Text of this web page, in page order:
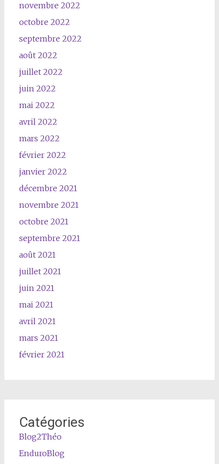
novembre 2022
octobre 2022
septembre 2022
août 2022
juillet 2022
juin 2022
mai 2022
avril 2022
mars 2022
février 2022
janvier 2022
décembre 2021
novembre 2021
octobre 2021
septembre 2021
août 2021
juillet 2021
juin 2021
mai 2021
avril 2021
mars 2021
février 2021
Catégories
Blog2Théo
EnduroBlog